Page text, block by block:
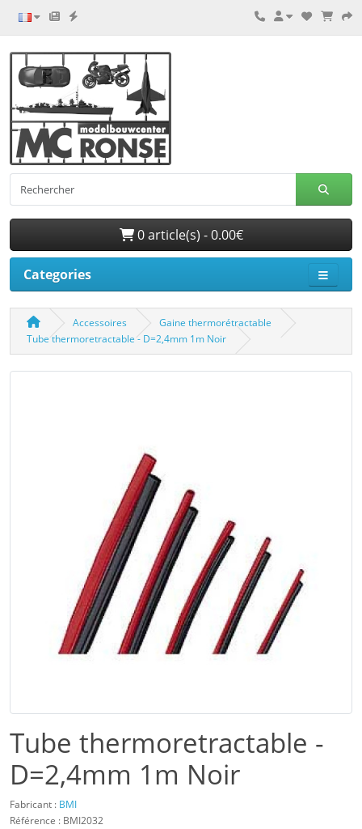
0 article(s) - 0.00€
Categories
Accessoires
Gaine thermorétractable
Tube thermoretractable - D=2,4mm 1m Noir
Tube thermoretractable -
D=2,4mm 1m Noir
Fabricant : BMI
Référence : BMI2032